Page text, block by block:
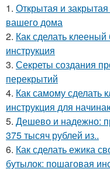
1. Открытая и
вашего дома
2. Как сделать
инструкция
3. Секреты создания
перекрытий
4. Как самому сделать
инструкция для
5. Дешево и надежно:
375 тысяч рублей из..
6. Как сделать ежика
бутылок: пошаговая